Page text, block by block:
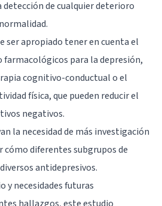
de cualquier deterioro
ser apropiado tener en cuenta el
para la depresión,
cognitivo-conductual o el
física, que pueden reducir el
negativos.
la necesidad de más investigación
diferentes subgrupos de
antidepresivos.
y necesidades futuras